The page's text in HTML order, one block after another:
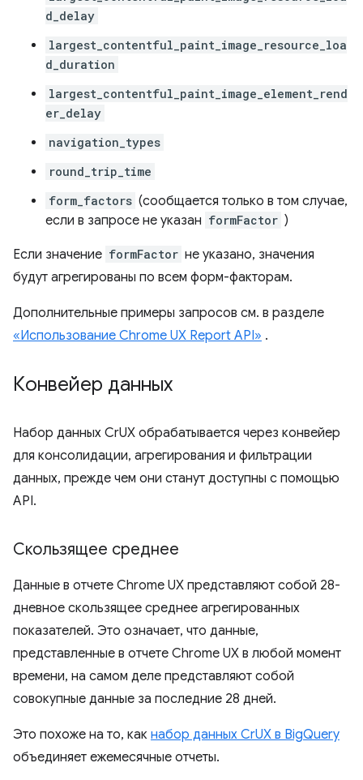
d_delay
largest_contentful_paint_image_resource_loa
d_duration
largest_contentful_paint_image_element_rend
er_delay
navigation_types
round_trip_time
form_factors (сообщается только в том случае,
если в запросе не указан formFactor )
Если значение formFactor не указано, значения
будут агрегированы по всем форм-факторам.
Дополнительные примеры запросов см. в разделе
«Использование Chrome UX Report API» .
Конвейер данных
Набор данных CrUX обрабатывается через конвейер
для консолидации, агрегирования и фильтрации
данных, прежде чем они станут доступны с помощью
API.
Скользящее среднее
Данные в отчете Chrome UX представляют собой 28-
дневное скользящее среднее агрегированных
показателей. Это означает, что данные,
представленные в отчете Chrome UX в любой момент
времени, на самом деле представляют собой
совокупные данные за последние 28 дней.
Это похоже на то, как набор данных CrUX в BigQuery
объединяет ежемесячные отчеты.